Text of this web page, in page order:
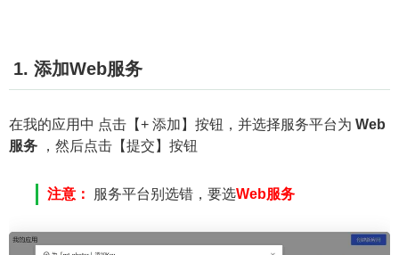
1. 添加Web服务
在我的应用中 点击【+ 添加】按钮，并选择服务平台为 Web
服务 ，然后点击【提交】按钮
注意： 服务平台别选错，要选Web服务